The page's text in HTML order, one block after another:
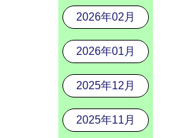
2026年02月
2026年01月
2025年12月
2025年11月